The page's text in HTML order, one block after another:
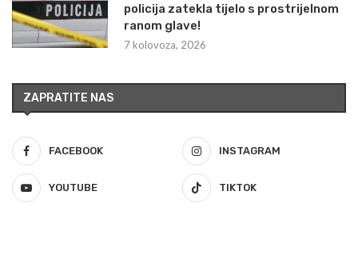
policija zatekla tijelo s prostrijelnom
ranom glave!
7 kolovoza, 2026
ZAPRATITE NAS
FACEBOOK INSTAGRAM
YOUTUBE TIKTOK